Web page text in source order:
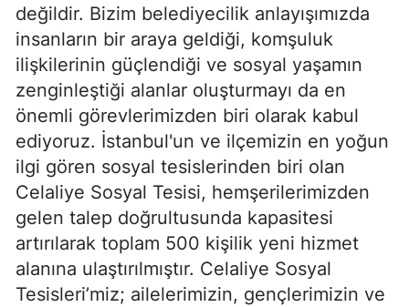
değildir. Bizim belediyecilik anlayışımızda
insanların bir araya geldiği, komşuluk
ilişkilerinin güçlendiği ve sosyal yaşamın
zenginleştiği alanlar oluşturmayı da en
önemli görevlerimizden biri olarak kabul
ediyoruz. İstanbul'un ve ilçemizin en yoğun
ilgi gören sosyal tesislerinden biri olan
Celaliye Sosyal Tesisi, hemşerilerimizden
gelen talep doğrultusunda kapasitesi
artırılarak toplam 500 kişilik yeni hizmet
alanına ulaştırılmıştır. Celaliye Sosyal
Tesisleri’miz; ailelerimizin, gençlerimizin ve